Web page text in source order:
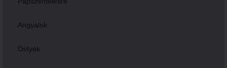
Angyalok
Ostyák